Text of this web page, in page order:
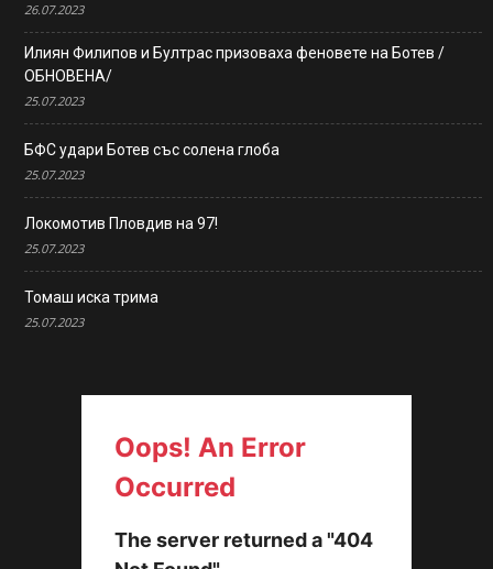
26.07.2023
Илиян Филипов и Бултрас призоваха феновете на Ботев /
ОБНОВЕНА/
25.07.2023
БФС удари Ботев със солена глоба
25.07.2023
Локомотив Пловдив на 97!
25.07.2023
Томаш иска трима
25.07.2023